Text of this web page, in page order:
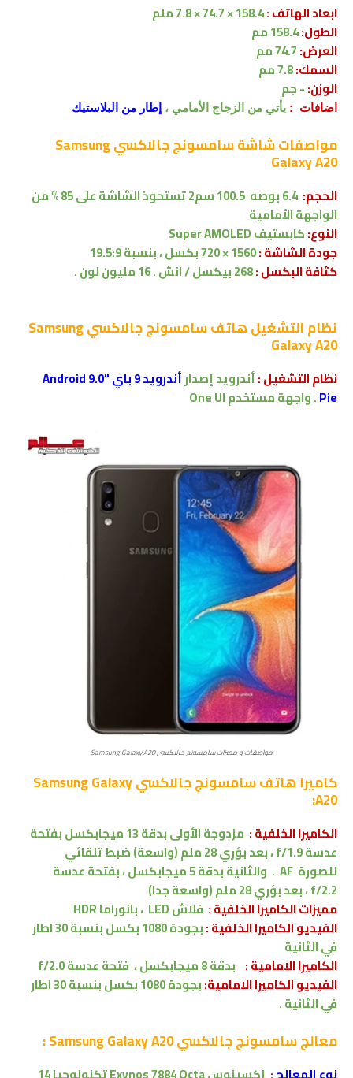
ابعاد الهاتف :158.4 × 74.
7
× 7.
8 ملم
الطول:158.4 مم
العرض:7
مم
السمك: 7.8 مم
الوزن:- جم
اضافات : يأتي من الزجاج الأمامي ، إطار من البلاستيك
مواصفات شاشة سامسونج جالاكسي Samsung
Galaxy A20
الحجم: 100.5 سم2
تستحوذ الشاشة على 85 % من
الواجهة الأمامية
النوع:كابستيفSuper AMOLED
جودة الشاشة :1560 × 720 بكسل
، بنسبة 19.5:9
كثافة البكسل :268 بيكسل / انش . 16 مليون لون .
نظام التشغيل هاتف سامسونج جالاكسي Samsung
Galaxy A20
نظام التشغيل :أندرويد إصدار
أندرويد 9 باي "Android 9.0
Pie
.واجهة مستخدم One UI
مواصفات و مميزات سامسونج جالاكسي Samsung Galaxy A20
كاميرا هاتف سامسونج جالاكسي Samsung Galaxy
A20:
الكاميرا الخلفية : مزدوجة الأولى بدقة 13 ميجابكسل
بفتحة
عدسة f/1.9
،بعد بؤري 28 ملم (واسعة)ضبط تلقائي
للصورة AF
. والثانية بدقة 5 ميجابكسل ،بفتحة عدسة
f/2.2،بعد بؤري 28 ملم
(واسعة جدا)
مميزاتالكاميرا الخلفية : فلاش LED ، بانوراماHDR
الفيديو الكاميرا الخلفية :
بجودة 1080 بكسل بنسبة 30 اطار
في الثانية
الكاميرا الامامية : بدقة 8 ميجابكسل ، فتحة عدسة f/2.0
الفيديو الكاميراالامامية:
بجودة 1080 بكسل بنسبة 30 اطار
في الثانية .
معالجسامسونج جالاكسي Samsung Galaxy A20 :